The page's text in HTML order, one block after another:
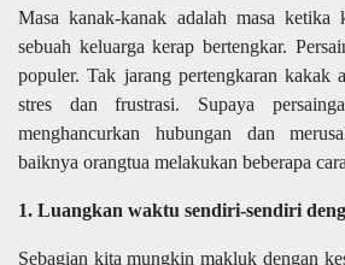
Masa kanak-kanak adalah masa
sebuah keluarga kerap bertengkar.
populer. Tak jarang pertengkaran kakak
stres dan frustrasi. Supaya
menghancurkan hubungan dan
baiknya orangtua melakukan beberapa
1. Luangkan waktu sendiri-sendiri
Sebagian kita mungkin makluk dengan